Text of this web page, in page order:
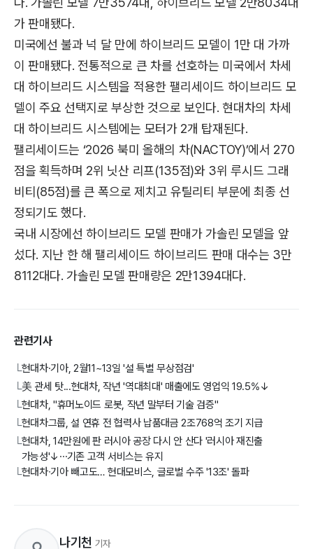
가 판매됐다.
미국에선 불과 넉 달 만에 하이브리드 모델이 1만 대 가까
이 판매됐다. 전통적으로 큰 차를 선호하는 미국에서 차세
대 하이브리드 시스템을 적용한 팰리세이드 하이브리드 모
델이 주요 선택지로 부상한 것으로 보인다. 현대차의 차세
대 하이브리드 시스템에는 모터가 2개 탑재된다.
팰리세이드는 ‘2026 북미 올해의 차(NACTOY)’에서 270
점을 획득하며 2위 닛산 리프(135점)와 3위 루시드 그래
비티(85점)를 큰 폭으로 제치고 유틸리티 부문에 최종 선
정되기도 했다.
국내 시장에선 하이브리드 모델 판매가 가솔린 모델을 앞
섰다. 지난 한 해 팰리세이드 하이브리드 판매 대수는 3만
8112대다. 가솔린 모델 판매량은 2만1394대다.
관련기사
└현대차·기아, 2월11~13일 '설 특별 무상점검'
└美 관세 탓...현대차, 작년 '역대최대' 매출에도 영업익 19.5%↓
└현대차, "휴머노이드 로봇, 작년 말부터 기술 검증"
└현대차그룹, 설 연휴 전 협력사 납품대금 2조768억 조기 지급
└현대차, 14만원에 판 러시아 공장 다시 안 산다 '러시아 재진출
가능성'↓⋯기존 고객 서비스는 유지
└현대차∙기아 빼고도… 현대모비스, 글로벌 수주 '13조' 돌파
나기천 기자